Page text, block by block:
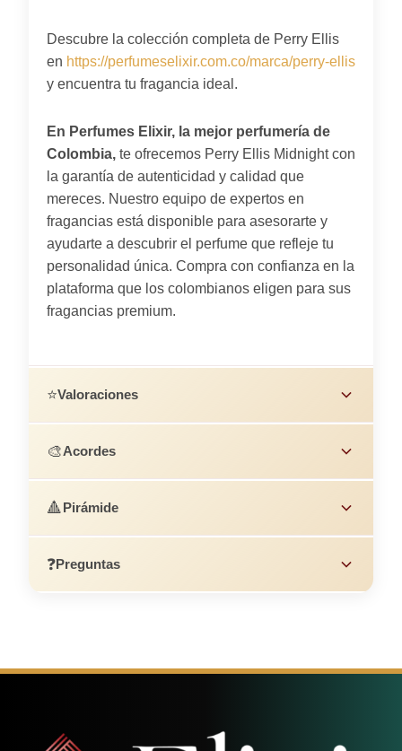
Descubre la colección completa de Perry Ellis
en https://perfumeselixir.com.co/marca/perry-ellis
y encuentra tu fragancia ideal.
En Perfumes Elixir, la mejor perfumería de
Colombia, te ofrecemos Perry Ellis Midnight con
la garantía de autenticidad y calidad que
mereces. Nuestro equipo de expertos en
fragancias está disponible para asesorarte y
ayudarte a descubrir el perfume que refleje tu
personalidad única. Compra con confianza en la
plataforma que los colombianos eligen para sus
fragancias premium.
⭐Valoraciones
🎨Acordes
🔺Pirámide
❓Preguntas